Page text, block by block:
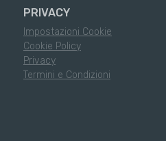
PRIVACY
Impostazioni Cookie
Cookie Policy
Privacy
Termini e Condizioni